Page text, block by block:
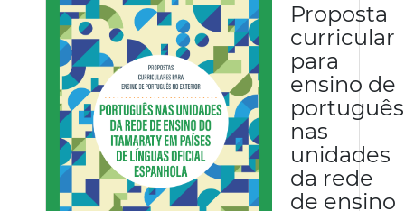
Proposta
curricular
para
ensino de
português
nas
unidades
da rede
de ensino